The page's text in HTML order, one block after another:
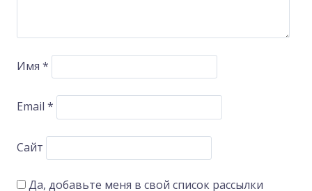
Имя *
Email *
Сайт
Да, добавьте меня в свой список рассылки